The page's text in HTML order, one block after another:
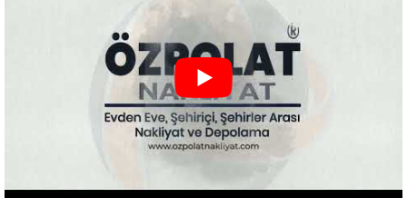
-Müşteri Yorumları2 Şubat 2024
Özpolat Nakliyat ile çalışmak, Gaziantep'ten Ankara'ya
taşınma işlemimizi oldukça kolaylaştırdı. Eşyalarımızı dikkatle